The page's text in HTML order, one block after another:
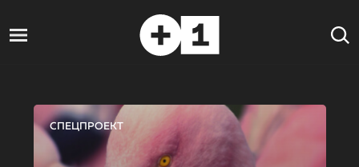
СПЕЦПРОЕКТ